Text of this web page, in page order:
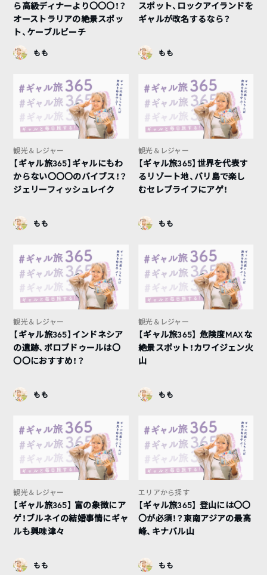
ら高級ディナーより〇〇〇！？
オーストラリアの絶景スポッ
ト、ケーブルビーチ
もも
スポット、ロックアイランドを
ギャルが改名するなら？
もも
観光＆レジャー
【ギャル旅365】ギャルにもわ
からない〇〇〇のバイブス！？
ジェリーフィッシュレイク
もも
観光＆レジャー
【ギャル旅365】世界を代表す
るリゾート地、バリ島で楽し
むセレブライフにアゲ！
もも
観光＆レジャー
【ギャル旅365】インドネシア
の遺跡、ボロブドゥールは〇
〇〇におすすめ！？
もも
観光＆レジャー
【ギャル旅365】 危険度MAXな
絶景スポット！カワイジェン火
山
もも
観光＆レジャー
【ギャル旅365】 富の象徴にア
ゲ！ブルネイの結婚事情にギャ
ルも興味津々
もも
エリアから探す
【ギャル旅365】 登山には〇〇
〇が必須！？東南アジアの最高
峰、キナバル山
もも